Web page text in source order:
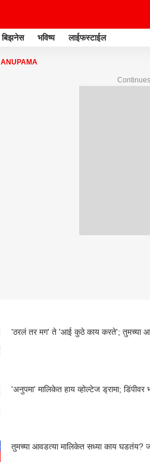
बिझनेस भविष्य लाईफस्टाईल
ANUPAMA
'ठरलं तर मग'
'अनुपमा' मालिकेत हाय व्होल्टेज ड्रामा;
तुमच्या आवडत्या मालिकेत सध्या काय घडतंय?